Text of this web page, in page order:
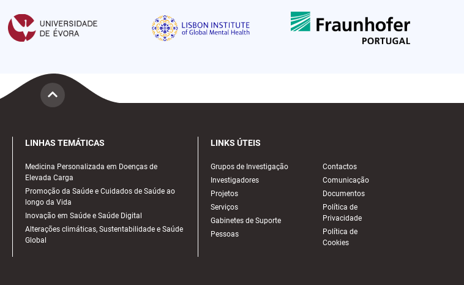
LINHAS TEMÁTICAS
Medicina Personalizada em Doenças de
Elevada Carga
Promoção da Saúde e Cuidados de Saúde ao
longo da Vida
Inovação em Saúde e Saúde Digital
Alterações climáticas, Sustentabilidade e Saúde
Global
LINKS ÚTEIS
Grupos de Investigação
Investigadores
Projetos
Serviços
Gabinetes de Suporte
Pessoas
Contactos
Comunicação
Documentos
Política de
Privacidade
Política de
Cookies